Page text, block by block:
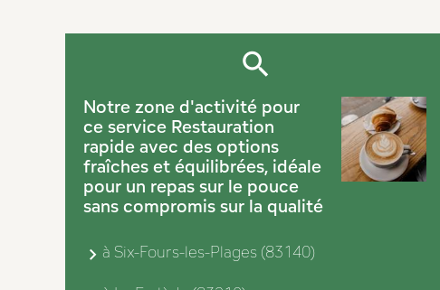
Notre zone d'activité pour
ce service Restauration
rapide avec des options
fraîches et équilibrées, idéale
pour un repas sur le pouce
sans compromis sur la qualité
à Six-Fours-les-Plages (83140)